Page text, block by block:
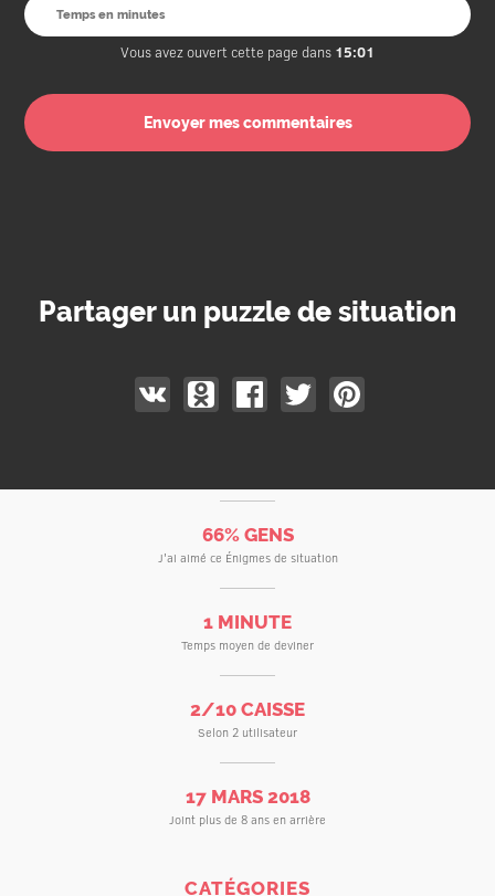
Vous avez ouvert cette page dans 15:01
Partager un puzzle de situation
66% GENS
J'ai aimé ce Énigmes de situation
1 MINUTE
Temps moyen de deviner
2/10 CAISSE
Selon 2 utilisateur
17 MARS 2018
Joint plus de 8 ans en arrière
CATÉGORIES